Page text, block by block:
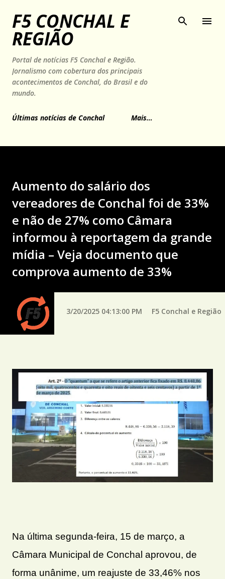
Pular para o conteúdo principal
F5 CONCHAL E
REGIÃO
Portal de notícias F5 Conchal e Região.
Jornalismo com cobertura dos principais
acontecimentos de Conchal, do Brasil e do
mundo.
Últimas notícias de Conchal Mais…
Aumento do salário dos
vereadores de Conchal foi de 33%
e não de 27% como Câmara
informou à reportagem da grande
mídia – Veja documento que
comprova aumento de 33%
3/20/2025 04:13:00 PM F5 Conchal e Região
Na última segunda-feira, 15 de março, a
Câmara Municipal de Conchal aprovou, de
forma unânime, um reajuste de 33,46% nos